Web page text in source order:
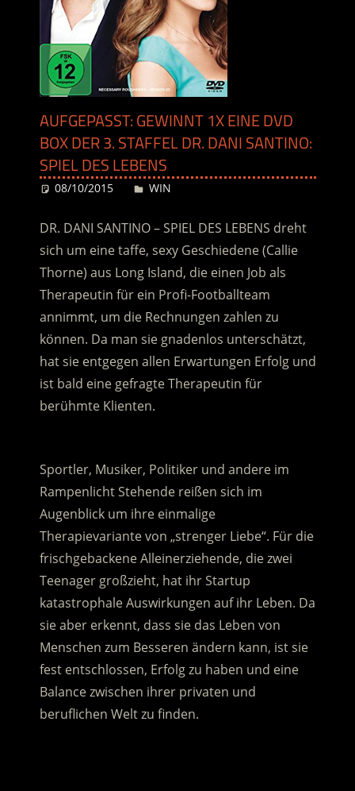
AUFGEPASST: GEWINNT 1X EINE DVD
BOX DER 3. STAFFEL DR. DANI SANTINO:
SPIEL DES LEBENS
08/10/2015 Desiree
WIN
DR. DANI SANTINO – SPIEL DES LEBENS dreht
sich um eine taffe, sexy Geschiedene (Callie
Thorne) aus Long Island, die einen Job als
Therapeutin für ein Profi-Footballteam
annimmt, um die Rechnungen zahlen zu
können. Da man sie gnadenlos unterschätzt,
hat sie entgegen allen Erwartungen Erfolg und
ist bald eine gefragte Therapeutin für
berühmte Klienten.
Sportler, Musiker, Politiker und andere im
Rampenlicht Stehende reißen sich im
Augenblick um ihre einmalige
Therapievariante von „strenger Liebe“. Für die
frischgebackene Alleinerziehende, die zwei
Teenager großzieht, hat ihr Startup
katastrophale Auswirkungen auf ihr Leben. Da
sie aber erkennt, dass sie das Leben von
Menschen zum Besseren ändern kann, ist sie
fest entschlossen, Erfolg zu haben und eine
Balance zwischen ihrer privaten und
beruflichen Welt zu finden.